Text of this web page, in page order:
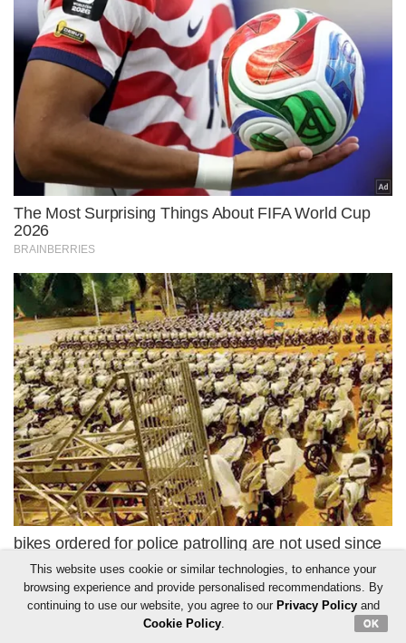
This website uses cookie or similar technologies, to enhance your
browsing experience and provide personalised recommendations. By
continuing to use our website, you agree to our Privacy Policyand
Cookie Policy. OK